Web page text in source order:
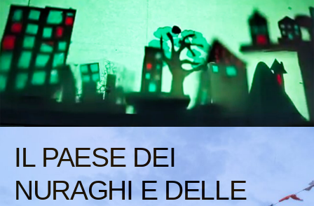
IL PAESE DEI
NURAGHI E DELLE